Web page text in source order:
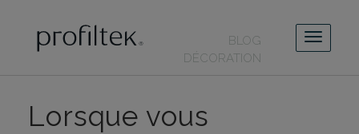
BLOG
DÉCORATION
Lorsque vous